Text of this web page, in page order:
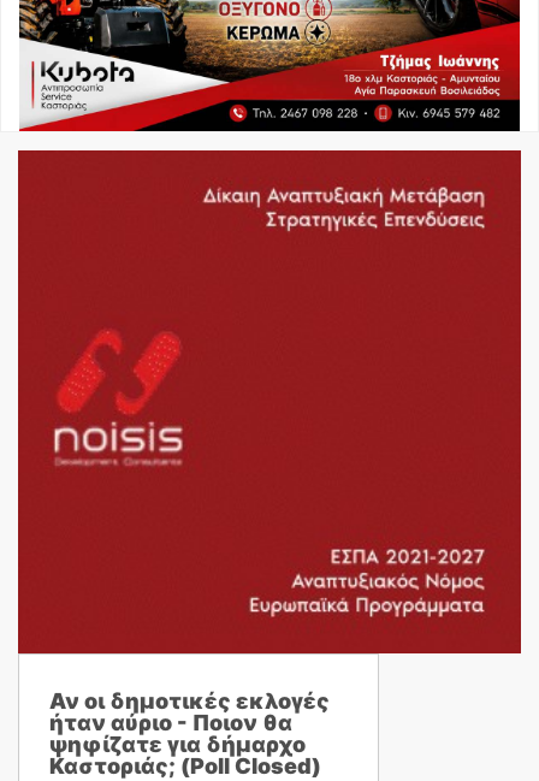
Αν οι δημοτικές εκλογές
ήταν αύριο - Ποιον θα
ψηφίζατε για δήμαρχο
Καστοριάς; (Poll Closed)